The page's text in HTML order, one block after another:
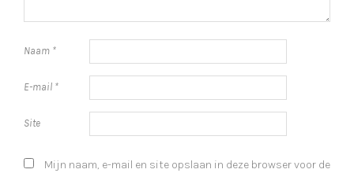
Naam *
E-mail *
Site
Mijn naam, e-mail en site opslaan in deze browser voor de